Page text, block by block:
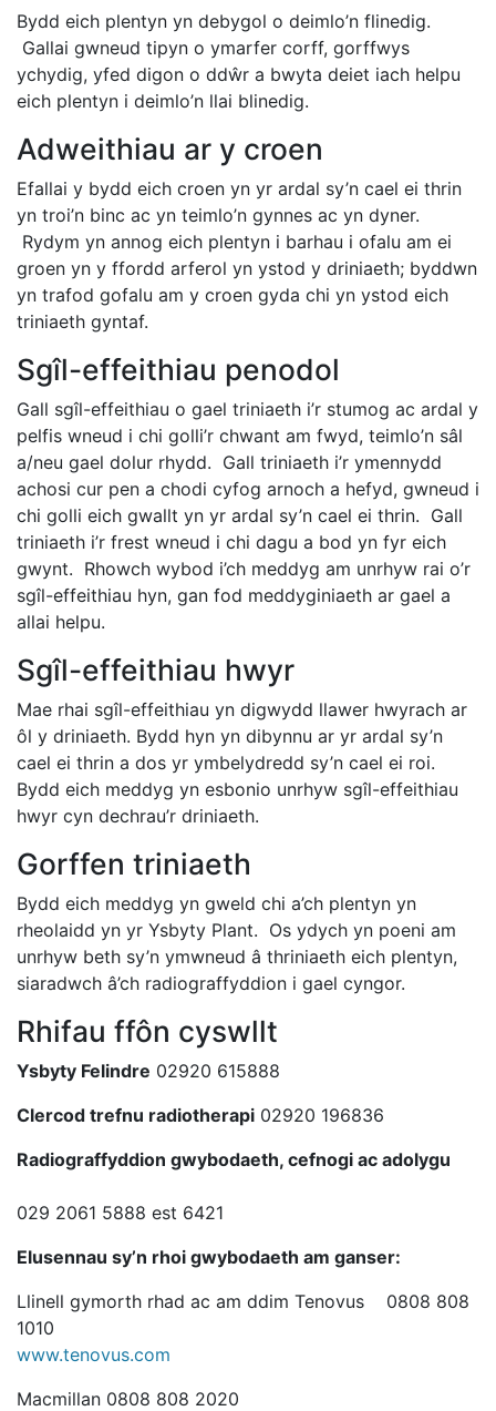
Bydd eich plentyn yn debygol o deimlo’n flinedig.
Gallai gwneud tipyn o ymarfer corff, gorffwys
ychydig, yfed digon o ddŵr a bwyta deiet iach helpu
eich plentyn i deimlo’n llai blinedig.
Adweithiau ar y croen
Efallai y bydd eich croen yn yr ardal sy’n cael ei thrin
yn troi’n binc ac yn teimlo’n gynnes ac yn dyner.
Rydym yn annog eich plentyn i barhau i ofalu am ei
groen yn y ffordd arferol yn ystod y driniaeth; byddwn
yn trafod gofalu am y croen gyda chi yn ystod eich
triniaeth gyntaf.
Sgîl-effeithiau penodol
Gall sgîl-effeithiau o gael triniaeth i’r stumog ac ardal y
pelfis wneud i chi golli’r chwant am fwyd, teimlo’n sâl
a/neu gael dolur rhydd. Gall triniaeth i’r ymennydd
achosi cur pen a chodi cyfog arnoch a hefyd, gwneud i
chi golli eich gwallt yn yr ardal sy’n cael ei thrin. Gall
triniaeth i’r frest wneud i chi dagu a bod yn fyr eich
gwynt. Rhowch wybod i’ch meddyg am unrhyw rai o’r
sgîl-effeithiau hyn, gan fod meddyginiaeth ar gael a
allai helpu.
Sgîl-effeithiau hwyr
Mae rhai sgîl-effeithiau yn digwydd llawer hwyrach ar
ôl y driniaeth. Bydd hyn yn dibynnu ar yr ardal sy’n
cael ei thrin a dos yr ymbelydredd sy’n cael ei roi.
Bydd eich meddyg yn esbonio unrhyw sgîl-effeithiau
hwyr cyn dechrau’r driniaeth.
Gorffen triniaeth
Bydd eich meddyg yn gweld chi a’ch plentyn yn
rheolaidd yn yr Ysbyty Plant. Os ydych yn poeni am
unrhyw beth sy’n ymwneud â thriniaeth eich plentyn,
siaradwch â’ch radiograffyddion i gael cyngor.
Rhifau ffôn cyswllt
Ysbyty Felindre 02920 615888
Clercod trefnu radiotherapi 02920 196836
Radiograffyddion gwybodaeth, cefnogi ac adolygu
029 2061 5888 est 6421
Elusennau sy’n rhoi gwybodaeth am ganser:
Llinell gymorth rhad ac am ddim Tenovus 0808 808
1010
www.tenovus.com
Macmillan 0808 808 2020